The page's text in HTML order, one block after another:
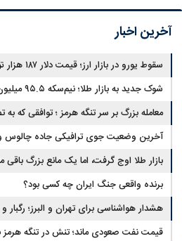
آخرین اخبار
سقوط یورو در بازار ارز؛ قیمت دلار ۱۸۷ هزار تومان شد
شوک جدید به بازار طلا؛ نیم‌سکه ۹۵.۵ میلیون شد+جدول
معامله بزرگ بر سر تنگه هرمز ؛ توافقی که
آخرین وضعیت جوی ترافیکی جاده چالوس
بازار طلا اوج گرفت، اما یک مانع بزرگ
برنده واقعی جنگ ایران چه کسی بود؟
هشدار هواشناسی برای تهران و البرز؛
قیمت نفت صعودی ماند؛ تنش در تنگه هرمز برنت را ۸۳